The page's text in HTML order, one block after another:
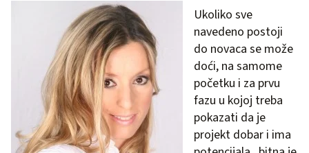
Ukoliko sve
navedeno postoji
do novaca se može
doći, na samome
početku i za prvu
fazu u kojoj treba
pokazati da je
projekt dobar i ima